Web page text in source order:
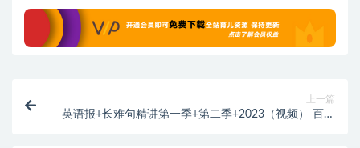
上一篇
英语报+长难句精讲第一季+第二季+2023（视频） 百度